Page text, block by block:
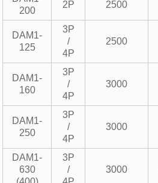
200
2P 2500
DAM1-
125
3P
/
4P
2500
DAM1-
160
3P
/
4P
3000
DAM1-
250
3P
/
4P
3000
DAM1-
630
3P
/
3000